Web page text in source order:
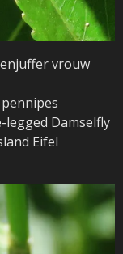
vrouw
legged Damselfly
Eifel